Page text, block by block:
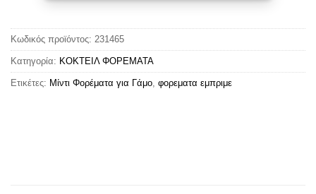
Κωδικός προϊόντος: 231465
Κατηγορία: ΚΟΚΤΕΙΛ ΦΟΡΕΜΑΤΑ
Ετικέτες: Μίντι Φορέματα για Γάμο φορεματα εμπριμε